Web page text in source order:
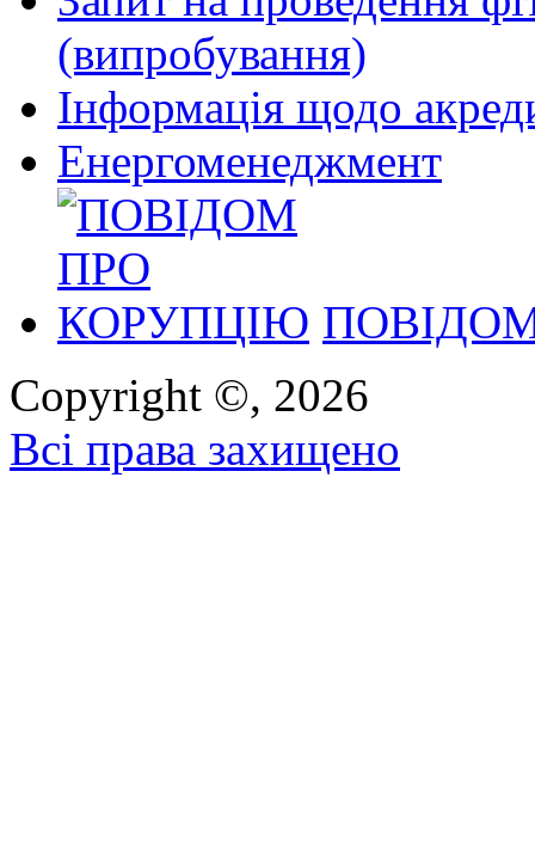
(випробування)
Інформація щодо
Енергоменеджмент
Copyright ©, 2026
Всі права захищено